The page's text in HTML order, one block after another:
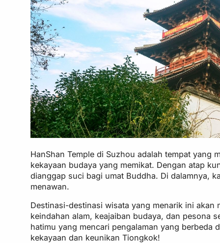
HanShan Temple di Suzhou adalah tempat yang
kekayaan budaya yang memikat. Dengan atap
dianggap suci bagi umat Buddha. Di dalamnya,
menawan.
Destinasi-destinasi wisata yang menarik ini
keindahan alam, keajaiban budaya, dan pesona
hatimu yang mencari pengalaman yang berbeda
kekayaan dan keunikan Tiongkok!